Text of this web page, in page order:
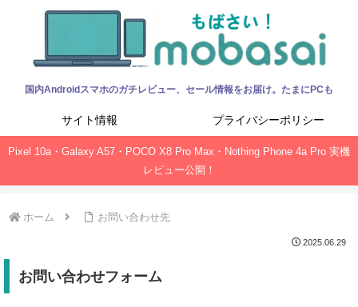
国内Androidスマホのガチレビュー、セール情報をお届け。たまにPCも
サイト情報 プライバシーポリシー
Pixel 10a・Galaxy A57・POCO X8 Pro Max・Nothing Phone 4a Pro 実機
レビュー公開！
ホーム お問い合わせ先
2025.06.29
お問い合わせフォーム